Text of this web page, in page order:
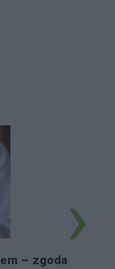
– zgoda›